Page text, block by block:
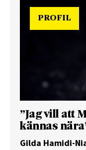
PROFIL
”Jag vill att
kännas
Gilda Hamidi-